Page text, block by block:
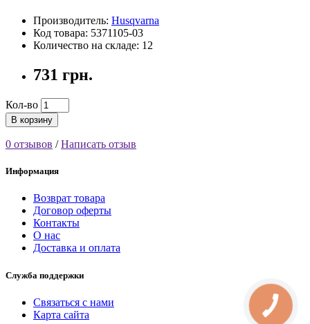
Производитель: Husqvarna
Код товара: 5371105-03
Количество на складе: 12
731 грн.
Кол-во
В корзину
0 отзывов /Написать отзыв
Информация
Возврат товара
Договор оферты
Контакты
О нас
Доставка и оплата
Служба поддержки
Связаться с нами
Карта сайта